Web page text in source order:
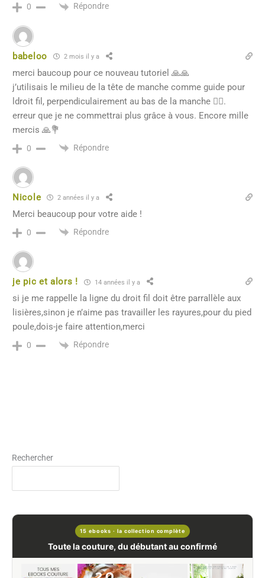
0 Répondre
babeloo 2 mois il y a
merci baucoup pour ce nouveau tutoriel 🙏🙏
j’utilisais le milieu de la tête de manche comme guide pour
ldroit fil, perpendiculairement au bas de la manche 🤦‍♀️.
erreur que je ne commettrai plus grâce à vous. Encore mille
mercis 🙏💐
0 Répondre
Nicole 2 années il y a
Merci beaucoup pour votre aide !
0 Répondre
je pic et alors ! 14 années il y a
si je me rappelle la ligne du droit fil doit être parrallèle aux
lisières,sinon je n’aime pas travailler les rayures,pour du pied
poule,dois-je faire attention,merci
0 Répondre
Rechercher
15 ebooks · la collection complète
Toute la couture, du débutant au confirmé